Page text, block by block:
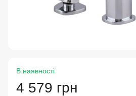
В наявності
4 579 грн